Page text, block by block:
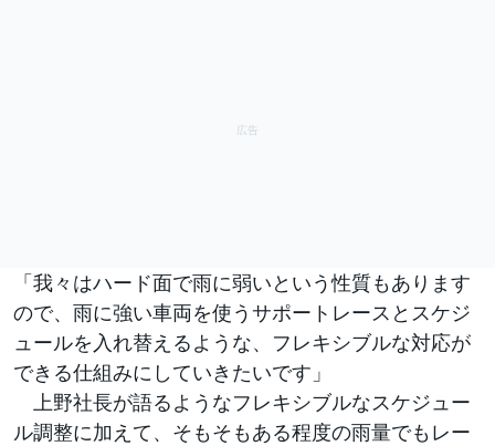
「我々はハード面で雨に弱いという性質もあります
ので、雨に強い車両を使うサポートレースとスケジ
ュールを入れ替えるような、フレキシブルな対応が
できる仕組みにしていきたいです」
上野社長が語るようなフレキシブルなスケジュー
ル調整に加えて、そもそもある程度の雨量でもレー